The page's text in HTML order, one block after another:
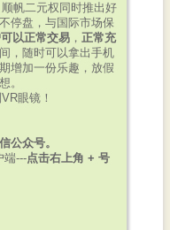
帆二元权同时推出好
停盘，与国际市场保
以正常交易 ， 正常充
，随时可以拿出手机
增加一份乐趣，放假
。
眼镜！
公众号。
---点击右上角 + 号